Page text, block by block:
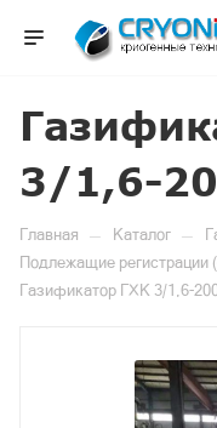
3/1,6-
Главная — Каталог —
Подлежащие регистрации
Газификатор ГХК 3/1,6-